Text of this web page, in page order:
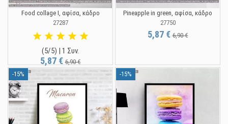
Food collage I, αφίσα, κάδρο
27287
(5/5) | 1 Συν.
5,87 €6,90 €
Pineapple in green, αφίσα, κάδρο
27750
5,87 €6,90 €
-15% -15%